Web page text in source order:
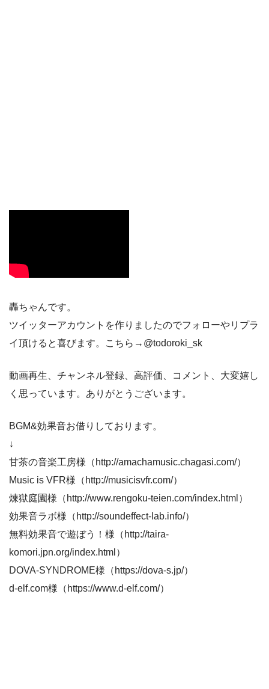
轟ちゃんです。
ツイッターアカウントを作りましたのでフォローやリプラ
イ頂けると喜びます。こちら→@todoroki_sk
動画再生、チャンネル登録、高評価、コメント、大変嬉し
く思っています。ありがとうございます。
BGM&効果音お借りしております。
↓
甘茶の音楽工房様（http://amachamusic.chagasi.com/）
Music is VFR様（http://musicisvfr.com/）
煉獄庭園様（http://www.rengoku-teien.com/index.html）
効果音ラボ様（http://soundeffect-lab.info/）
無料効果音で遊ぼう！様（http://taira-
komori.jpn.org/index.html）
DOVA-SYNDROME様（https://dova-s.jp/）
d-elf.com様（https://www.d-elf.com/）